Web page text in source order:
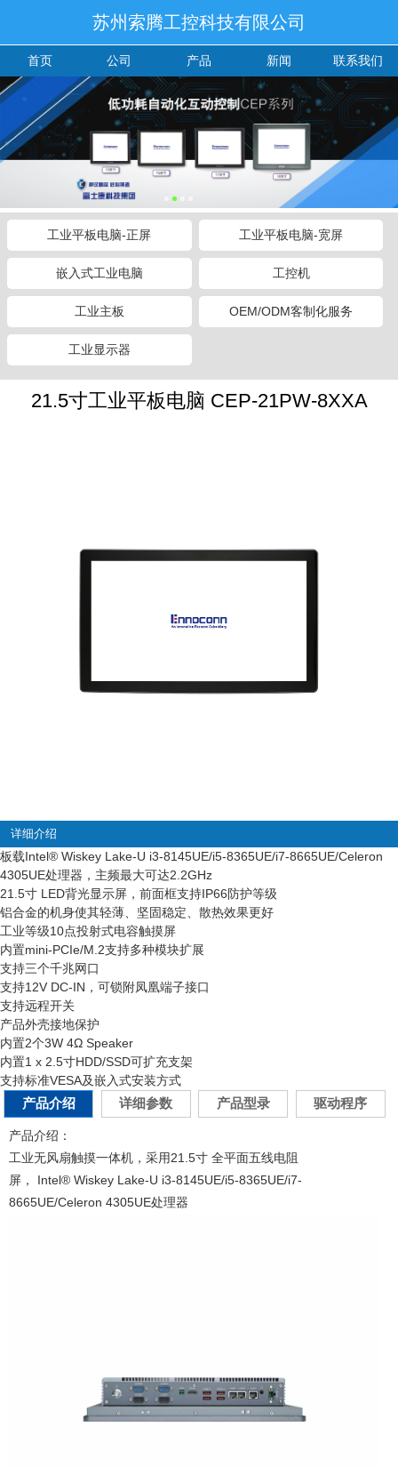
苏州索腾工控科技有限公司
首页 公司 产品 新闻 联系我们
工业平板电脑-正屏 工业平板电脑-宽屏
嵌入式工业电脑 工控机
工业主板 OEM/ODM客制化服务
工业显示器
21.5寸工业平板电脑 CEP-21PW-8XXA
详细介绍
板载Intel® Wiskey Lake-U i3-8145UE/i5-8365UE/i7-8665UE/Celeron
4305UE处理器，主频最大可达2.2GHz
21.5寸 LED背光显示屏，前面框支持IP66防护等级
铝合金的机身使其轻薄、坚固稳定、散热效果更好
工业等级10点投射式电容触摸屏
内置mini-PCIe/M.2支持多种模块扩展
支持三个千兆网口
支持12V DC-IN，可锁附凤凰端子接口
支持远程开关
产品外壳接地保护
内置2个3W 4Ω Speaker
内置1 x 2.5寸HDD/SSD可扩充支架
支持标准VESA及嵌入式安装方式
产品介绍
详细参数 产品型录 驱动程序
产品介绍：
工业无风扇触摸一体机，采用21.5寸 全平面五线电阻
屏，
Intel® Wiskey Lake-U i3-8145UE/i5-8365UE/i7-
8665UE/Celeron 4305UE处理器